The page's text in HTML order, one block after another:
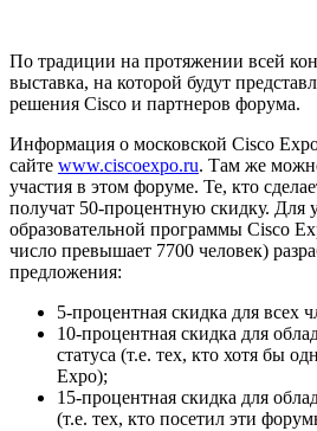
По традиции на протяжении всей
выставка, на которой будут
решения Cisco и партнеров форума.
Информация о московской Cisco
сайте www.ciscoexpo.ru. Там же
участия в этом форуме. Те, кто
получат 50-процентную скидку. Для
образовательной программы Cisco
число превышает 7700 человек)
предложения:
5-процентная скидка для всех
10-процентная скидка для
статуса (т.е. тех, кто хотя бы
Expo);
15-процентная скидка для
(т.е. тех, кто посетил эти